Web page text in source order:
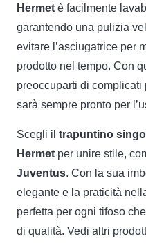
Hermet è facilmente
garantendo una pulizia
evitare l’asciugatrice per
prodotto nel tempo. Con
preoccuparti di
sarà sempre pronto per
Scegli il trapuntino
Hermet per unire stile,
Juventus. Con la sua
elegante e la praticità
perfetta per ogni tifoso
di qualità. Vedi altri